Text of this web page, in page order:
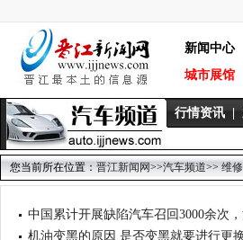
新闻中心
城市展馆
行情资讯
您当前所在位置： 晋江新闻网>>汽车频道>> 维
中国累计开展缺陷汽车召回3000余次
机油变黑的原因 是否变黑就要进行更